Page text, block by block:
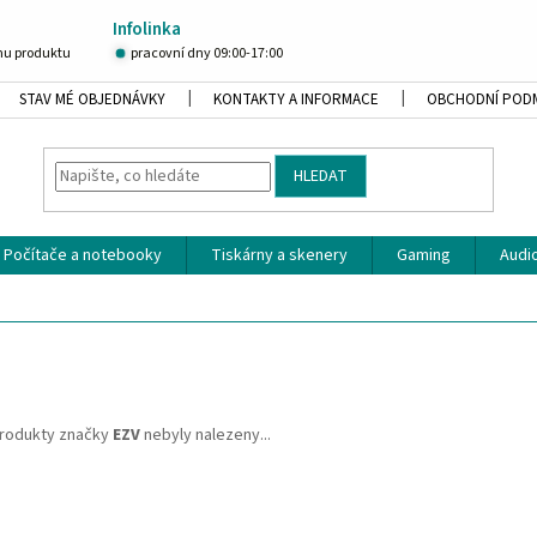
Infolinka
produktu pracovní dny 09:00-17:00
STAV MÉ OBJEDNÁVKY KONTAKTY A INFORMACE OBCHODNÍ
HLEDAT
Počítače a notebooky Tiskárny a skenery Gaming
značky EZVnebyly nalezeny...